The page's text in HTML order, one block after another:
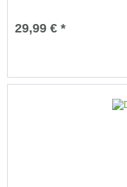
29,99 € *